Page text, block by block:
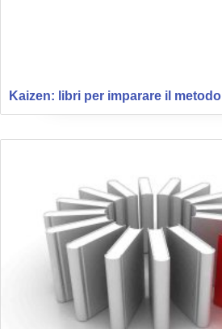
Kaizen: libri per imparare il metodo